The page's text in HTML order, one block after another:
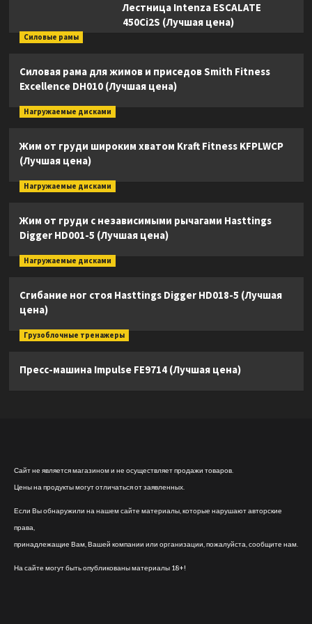
Лестница Intenza ESCALATE
450Ci2S (Лучшая цена)
Силовые рамы
Силовая рама для жимов и приседов Smith Fitness
Excellence DH010 (Лучшая цена)
Нагружаемые дисками
Жим от груди широким хватом Kraft Fitness KFPLWCP
(Лучшая цена)
Нагружаемые дисками
Жим от груди с независимыми рычагами Hasttings
Digger HD001-5 (Лучшая цена)
Нагружаемые дисками
Сгибание ног стоя Hasttings Digger HD018-5 (Лучшая
цена)
Грузоблочные тренажеры
Пресс-машина Impulse FE9714 (Лучшая цена)
Сайт не является магазином и не осуществляет продажи товаров.
Цены на продукты могут отличаться от заявленных.
Если Вы обнаружили на нашем сайте материалы, которые нарушают авторские
права,
принадлежащие Вам, Вашей компании или организации, пожалуйста, сообщите нам.
На сайте могут быть опубликованы материалы 18+!